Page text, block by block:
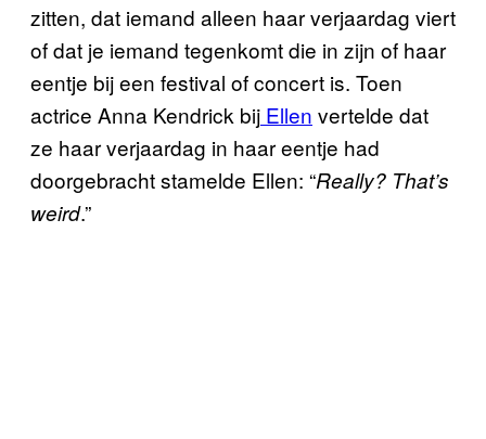
zitten, dat iemand alleen haar verjaardag viert
of dat je iemand tegenkomt die in zijn of haar
eentje bij een festival of concert is. Toen
actrice Anna Kendrick bij Ellen vertelde dat
ze haar verjaardag in haar eentje had
doorgebracht stamelde Ellen: “Really? That’s
weird.”